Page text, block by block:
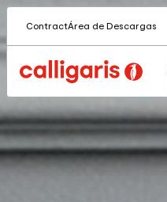
ContractÁrea de Descargas